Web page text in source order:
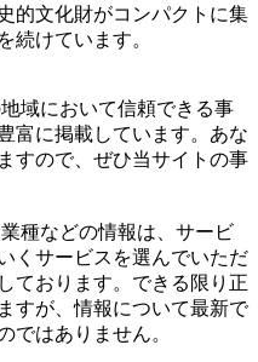
的文化財がコンパクトに集
続けています。
域において信頼できる事
富に掲載しています。あな
すので、ぜひ当サイトの事
種などの情報は、サービ
くサービスを選んでいただ
ております。できる限り正
すが、情報について最新で
ではありません。